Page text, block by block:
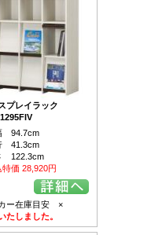
プレイラック
94.7cm
41.3cm
122.3cm
特価 28,920円
ー在庫目安 ×
たしました。